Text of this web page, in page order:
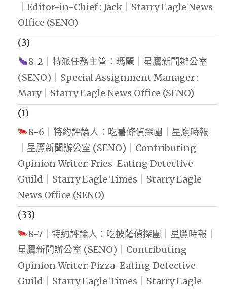
｜Editor-in-Chief : Jack｜Starry Eagle News
Office (SENO)
(3)
8-2｜特派任務主管：瑪麗｜星鷹新聞辦公室
(SENO)｜Special Assignment Manager :
Mary｜Starry Eagle News Office (SENO)
(1)
8-6｜特約評論人：吃薯條偵探團｜星鷹時報
｜星鷹新聞辦公室 (SENO)｜Contributing
Opinion Writer: Fries-Eating Detective
Guild｜Starry Eagle Times｜Starry Eagle
News Office (SENO)
(33)
8-7｜特約評論人：吃披薩偵探團｜星鷹時報｜
星鷹新聞辦公室 (SENO)｜Contributing
Opinion Writer: Pizza-Eating Detective
Guild｜Starry Eagle Times｜Starry Eagle